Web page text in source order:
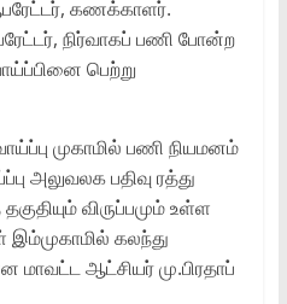
கணக்காளர்.
நிர்வாகப் பணி போன்ற
பெற்று
முகாமில் பணி நியமனம்
அலுவலக பதிவு ரத்து
விருப்பமும் உள்ள
கலந்து
ஆட்சியர் மு.பிரதாப்